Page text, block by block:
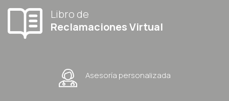
Libro de
Reclamaciones Virtual
Asesoría personalizada